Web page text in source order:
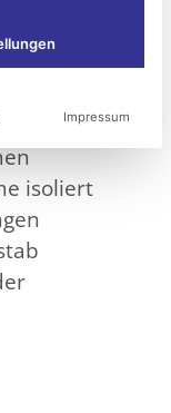
eines
isoliert
Impressum